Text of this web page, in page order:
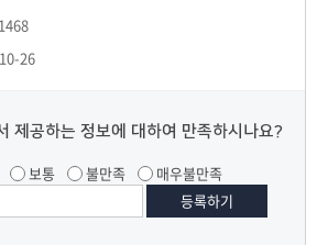
26
제공하는 정보에 대하여 만족하시나요?
보통 불만족 매우불만족